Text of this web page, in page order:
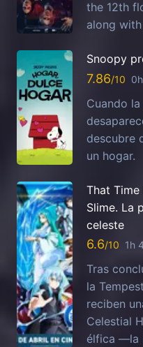
the 12th
along
Snoopy
7.86
Cuando
descubre
un hogar.
That Time
Slime. La
celeste
6.6 1h
Tras
la
reciben
Celestial
élfica —la